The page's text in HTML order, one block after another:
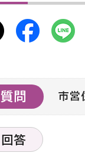
質問 市営
回答